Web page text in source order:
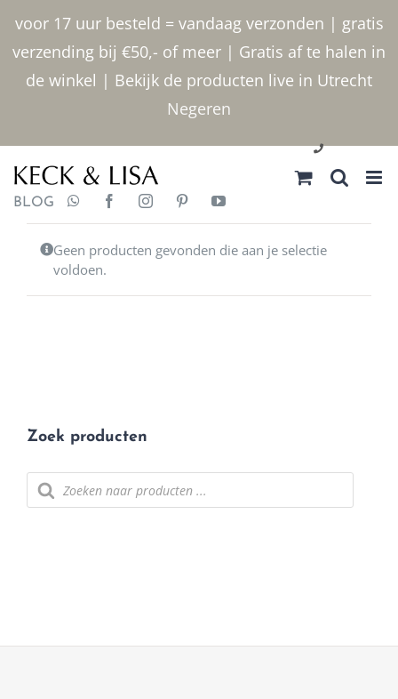
voor 17 uur besteld = vandaag verzonden | gratis
verzending bij €50,- of meer | Gratis af te halen in
de winkel | Bekijk de producten live in Utrecht
Negeren
inhoud
030 2400000
BLOG
Geen producten gevonden die aan je selectie
voldoen.
Zoek producten
Producten
zoeken